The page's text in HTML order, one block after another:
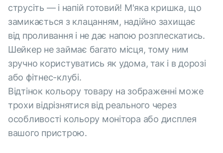
струсіть — і напій готовий! М'яка кришка, що
замикається з клацанням, надійно захищає
від проливання і не дає напою розплескатись.
Шейкер не займає багато місця, тому ним
зручно користуватись як удома, так і в дорозі
або фітнес-клубі.
Відтінок кольору товару на зображенні може
трохи відрізнятися від реального через
особливості кольору монітора або дисплея
вашого пристрою.